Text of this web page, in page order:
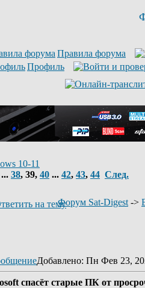
Правила форума
Профиль
10-11
... 38, 39, 40 ... 42, 43, 44 След.
Форум Sat-Digest ->
Добавлено: Пн Фев 23,
спасёт старые ПК от